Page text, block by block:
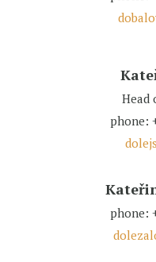
Head
phone:
phone: